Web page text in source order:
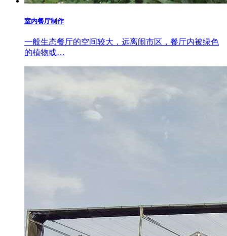
室内餐厅制作
一般生态餐厅的空间较大，远离闹市区，餐厅内被绿色
的植物或…